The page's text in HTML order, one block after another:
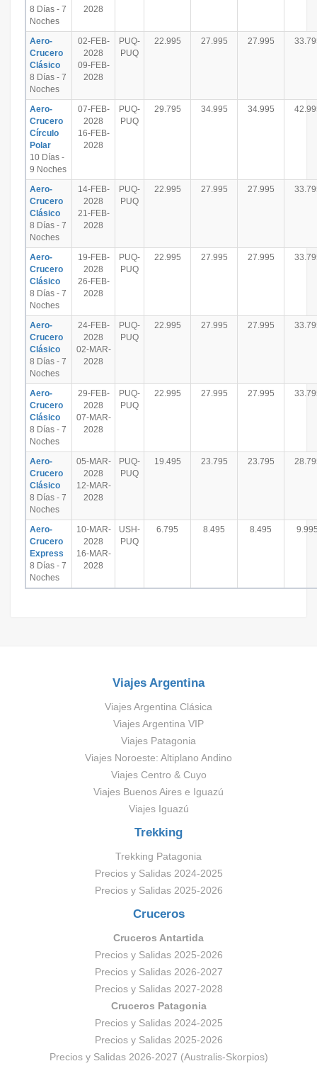
8 Días - 7
Noches
2028
Aero-
Crucero
Clásico
8 Días - 7
Noches
02-FEB-
2028
09-FEB-
2028
PUQ-
PUQ
22.995 27.995 27.995
Aero-
Crucero
Círculo
Polar
10 Días -
9 Noches
07-FEB-
2028
16-FEB-
2028
PUQ-
PUQ
29.795 34.995 34.995
Aero-
Crucero
Clásico
8 Días - 7
Noches
14-FEB-
2028
21-FEB-
2028
PUQ-
PUQ
22.995 27.995 27.995
Aero-
Crucero
Clásico
8 Días - 7
Noches
19-FEB-
2028
26-FEB-
2028
PUQ-
PUQ
22.995 27.995 27.995
Aero-
Crucero
Clásico
8 Días - 7
Noches
24-FEB-
2028
02-MAR-
2028
PUQ-
PUQ
22.995 27.995 27.995
Aero-
Crucero
Clásico
8 Días - 7
Noches
29-FEB-
2028
07-MAR-
2028
PUQ-
PUQ
22.995 27.995 27.995
Aero-
Crucero
Clásico
8 Días - 7
Noches
05-MAR-
2028
12-MAR-
2028
PUQ-
PUQ
19.495 23.795 23.795
Aero-
Crucero
Express
8 Días - 7
Noches
10-MAR-
2028
16-MAR-
2028
USH-
PUQ
6.795 8.495 8.495
Viajes Argentina
Viajes Argentina Clásica
Viajes Argentina VIP
Viajes Patagonia
Viajes Noroeste: Altiplano Andino
Viajes Centro & Cuyo
Viajes Buenos Aires e Iguazú
Viajes Iguazú
Trekking
Trekking Patagonia
Precios y Salidas 2024-2025
Precios y Salidas 2025-2026
Cruceros
Cruceros Antartida
Precios y Salidas 2025-2026
Precios y Salidas 2026-2027
Precios y Salidas 2027-2028
Cruceros Patagonia
Precios y Salidas 2024-2025
Precios y Salidas 2025-2026
Precios y Salidas 2026-2027 (Australis-Skorpios)